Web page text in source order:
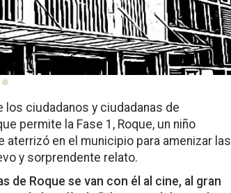
los ciudadanos y ciudadanas de
permite la Fase 1, Roque, un niño
en el municipio para amenizar las
y sorprendente relato.
de Roque se van con él al cine, al gran